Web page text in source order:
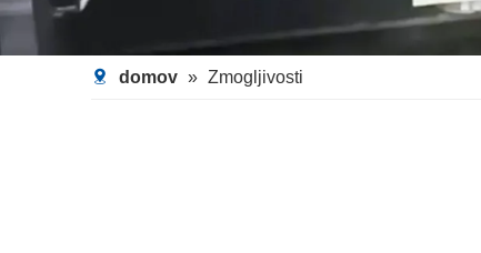
domov » Zmogljivosti